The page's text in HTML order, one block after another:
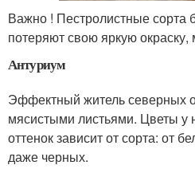
Важно ! Пестролистные сорта
потеряют свою яркую окраску,
Антуриум
Эффектный житель северных
мясистыми листьями. Цветы у
оттенок зависит от сорта: от
даже черных.